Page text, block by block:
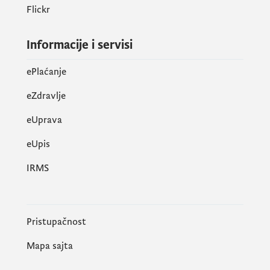
Flickr
Informacije i servisi
ePlaćanje
eZdravlje
eUprava
еUpis
IRMS
Pristupačnost
Mapa sajta